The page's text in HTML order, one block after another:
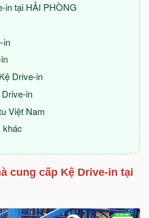
in tại HẢI PHÒNG
in
Drive-in
in
Việt Nam
khác
cung cấp Kệ Drive-in tại